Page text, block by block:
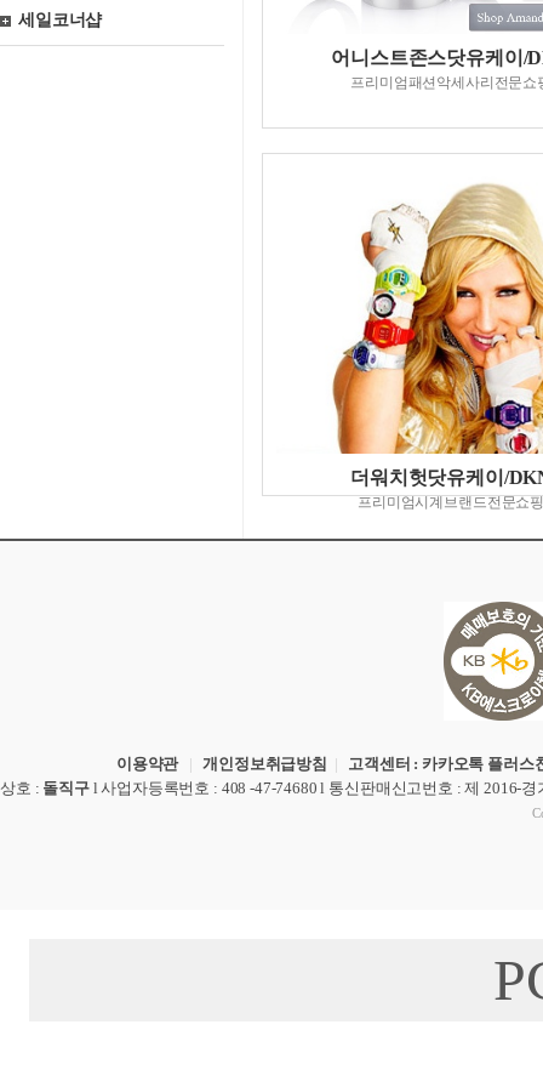
세일코너샵
어니스트존스닷유케이/
프리미엄패션악세사리전문쇼
더워치헛닷유케이/
프리미엄시계브랜드전문쇼
이용약관 |개인정보취급방침 | 고객센터 : 카카오톡 플러스
상호 : 돌직구 l사업자등록번호 : 408 -47-74680 l 통신판매신고번호 : 제 2016-